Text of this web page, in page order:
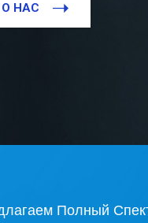
О НАС
Полный